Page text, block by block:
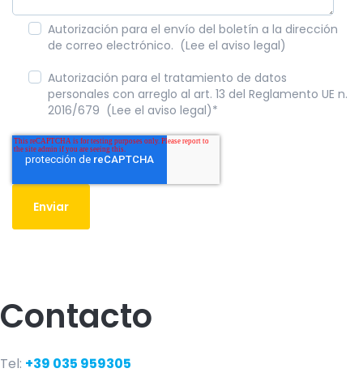
Contacto
Tel: +39 035 959305
Autorización para el envío del boletín a la dirección
de correo electrónico. (Lee el aviso legal)
Autorización para el tratamiento de datos
personales con arreglo al art. 13 del Reglamento UE n.
2016/679 (Lee el aviso legal)*